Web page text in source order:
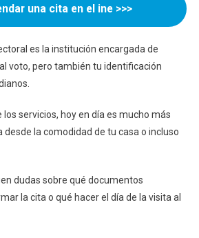
una cita en el ine >>>
es la institución encargada de
voto, pero también tu identificación
servicios, hoy en día es mucho más
desde la comodidad de tu casa o incluso
dudas sobre qué documentos
la cita o qué hacer el día de la visita al